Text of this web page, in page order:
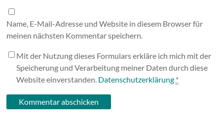
Name, E-Mail-Adresse und Website in diesem Browser für
meinen nächsten Kommentar speichern.
Mit der Nutzung dieses Formulars erkläre ich mich mit der
Speicherung und Verarbeitung meiner Daten durch diese
Website einverstanden. Datenschutzerklärung *